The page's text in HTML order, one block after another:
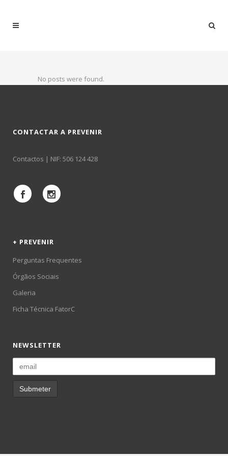
No posts were found.
CONTACTAR A PREVENIR
Contactos | NIF: 506 124 428
+ PREVENIR
Perguntas Frequentes
Órgãos Sociais
Galeria
Ficha Técnica FatorC
NEWSLETTER